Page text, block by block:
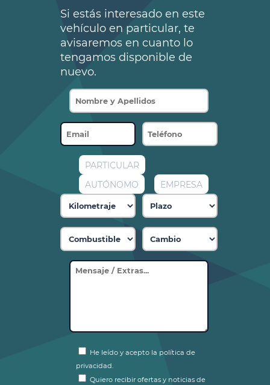
Si estás interesado en este
vehículo en particular, te
avisaremos en cuanto lo
tengamos disponible de
nuevo.
PARTICULAR
AUTÓNOMO
EMPRESA
He leído y acepto la política de
privacidad.
Quiero recibir ofertas y noticias de